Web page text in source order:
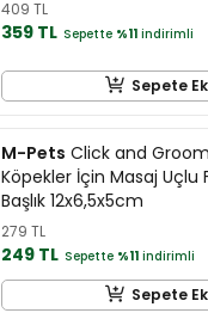
409 TL
359 TL Sepette %11 indirimli
Sepete
M-Pets Click and
Köpekler İçin Masaj Uçlu
Başlık 12x6,5x5cm
279 TL
249 TL Sepette %11 indirimli
Sepete